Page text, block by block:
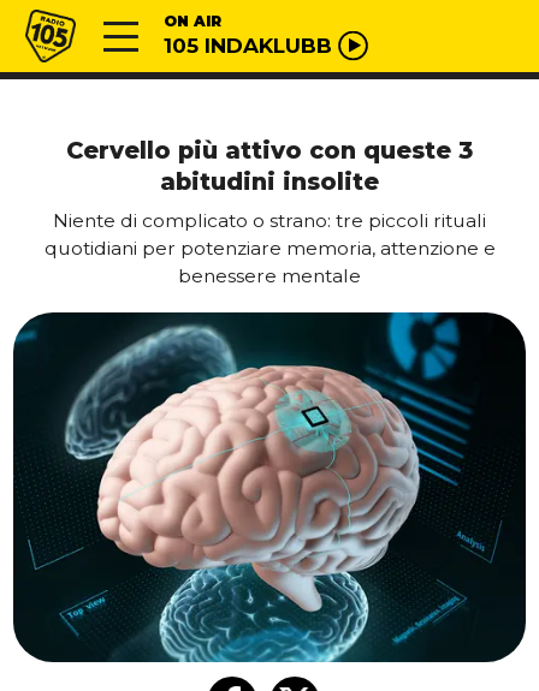
Vai al contenuto
Radio 105 ON AIR
105 INDAKLUBB
Cervello più attivo con queste 3
abitudini insolite
Niente di complicato o strano: tre piccoli rituali
quotidiani per potenziare memoria, attenzione e
benessere mentale